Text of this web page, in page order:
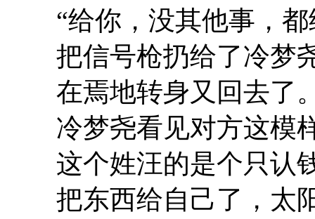
“给你，没其他事，
把信号枪扔给了冷梦
在焉地转身又回去了
冷梦尧看见对方这模
这个姓汪的是个只认
把东西给自己了，太